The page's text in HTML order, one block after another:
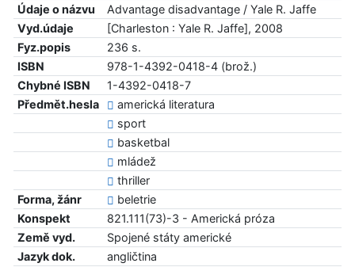
Údaje o názvu
Advantage disadvantage / Yale R. Jaffe
Vyd.údaje
[Charleston : Yale R. Jaffe], 2008
Fyz.popis
236 s.
ISBN
978-1-4392-0418-4 (brož.)
Chybné ISBN
1-4392-0418-7
Předmět.hesla
americká literatura
sport
basketbal
mládež
thriller
Forma, žánr
beletrie
Konspekt
821.111(73)-3 - Americká próza
Země vyd.
Spojené státy americké
Jazyk dok.
angličtina